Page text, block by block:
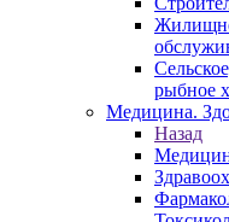
рыбное
Медицина.
Назад